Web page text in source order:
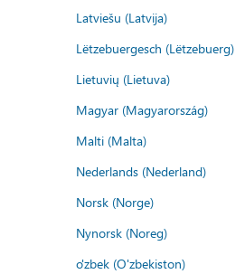
Latviešu (Latvija)
Lëtzebuergesch (Lëtzebuerg)
Lietuvių (Lietuva)
Magyar (Magyarország)
Malti (Malta)
Nederlands (Nederland)
Norsk (Norge)
Nynorsk (Noreg)
o'zbek (O'zbekiston)